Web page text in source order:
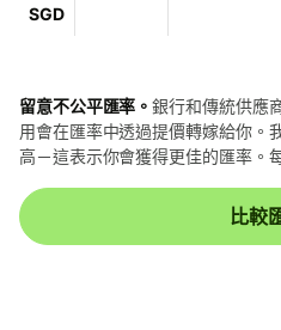
SGD
留意不公平匯率。銀行和傳統供應
用會在匯率中透過提價轉嫁給你。
高－這表示你會獲得更佳的匯率。
比較